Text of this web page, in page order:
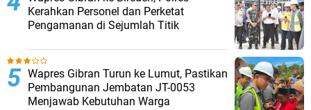
Kerahkan Personel dan Perketat
Pengamanan di Sejumlah Titik
Wapres Gibran Turun ke Lumut, Pastikan
Pembangunan Jembatan JT-0053
Menjawab Kebutuhan Warga